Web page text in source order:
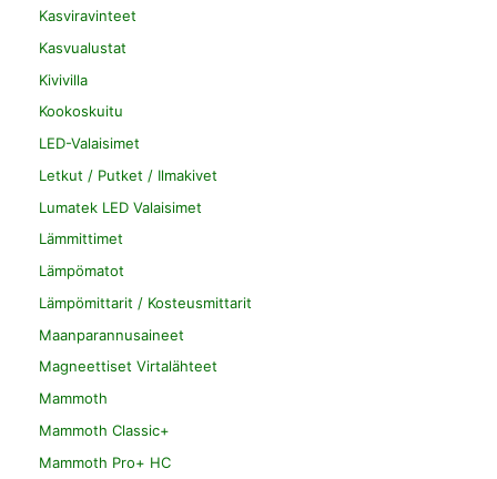
Kasviravinteet
Kasvualustat
Kivivilla
Kookoskuitu
LED-Valaisimet
Letkut / Putket / Ilmakivet
Lumatek LED Valaisimet
Lämmittimet
Lämpömatot
Lämpömittarit / Kosteusmittarit
Maanparannusaineet
Magneettiset Virtalähteet
Mammoth
Mammoth Classic+
Mammoth Pro+ HC